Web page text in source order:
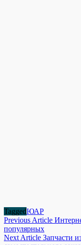
TaggedЮАР
Навигация
по
Previous Article
популярных
Next Article Запчасти